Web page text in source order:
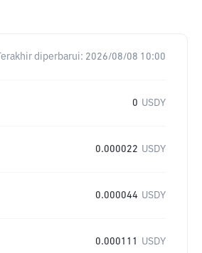
Terakhir diperbarui: 2026/08/08 10:00
0 USDY
0.000022 USDY
0.000044 USDY
0.000111 USDY